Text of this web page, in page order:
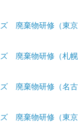
ズ 廃棄物研修（東京
ズ 廃棄物研修（札幌
ズ 廃棄物研修（名古
ズ 廃棄物研修（東京